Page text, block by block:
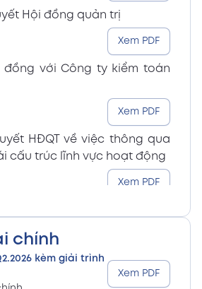
Hội đồng quản trị
đồng với Công ty kiểm toán
Xem PDF
HĐQT về việc thông qua
cấu trúc lĩnh vực hoạt động
Xem PDF
Xem PDF
Công ty sửa đổi bổ sung (Vn)
chính
kèm giải trình
Xem PDF